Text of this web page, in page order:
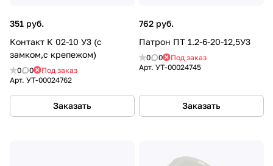
351 руб.
Контакт К 02-10 У3 (с
замком,с крепежом)
0 0
Под заказ
Арт. УТ-00024762
Заказать
762 руб.
Патрон ПТ 1.2-6-20-12,5У3
0 0
Под заказ
Арт. УТ-00024745
Заказать